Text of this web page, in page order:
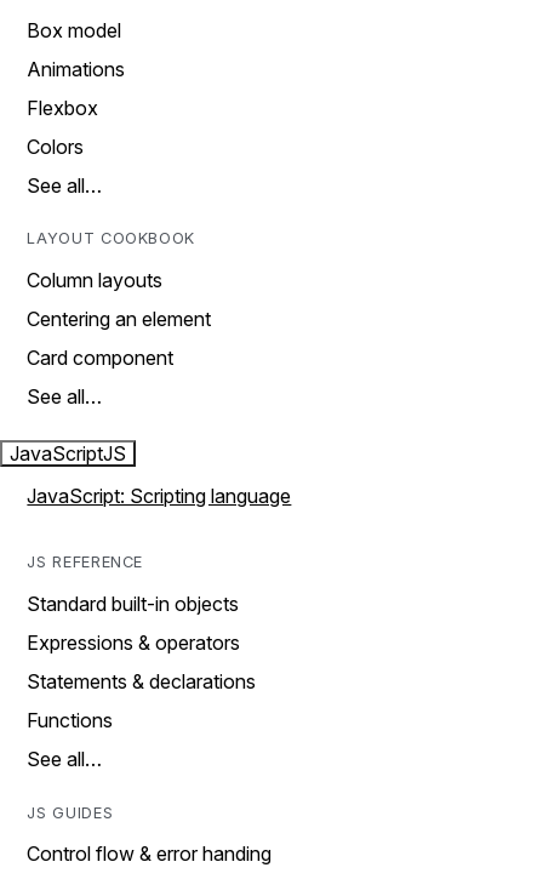
Box model
Animations
Flexbox
Colors
See all…
LAYOUT COOKBOOK
Column layouts
Centering an element
Card component
See all…
JavaScriptJS
JavaScript: Scripting language
JS REFERENCE
Standard built-in objects
Expressions & operators
Statements & declarations
Functions
See all…
JS GUIDES
Control flow & error handing